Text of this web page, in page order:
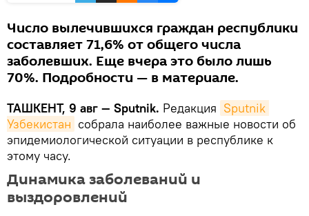
Число вылечившихся граждан республики
составляет 71,6% от общего числа
заболевших. Еще вчера это было лишь
70%. Подробности — в материале.
ТАШКЕНТ, 9 авг — Sputnik. Редакция Sputnik
Узбекистан собрала наиболее важные новости об
эпидемиологической ситуации в республике к
этому часу.
Динамика заболеваний и
выздоровлений